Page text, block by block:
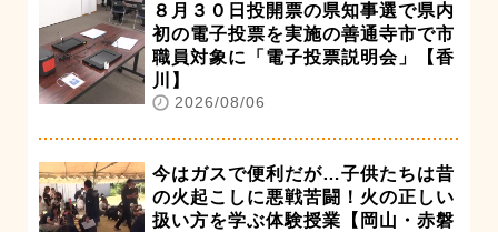
８月３０日投開票の県知事選で県内
初の電子投票を実施の善通寺市で市
職員対象に「電子投票説明会」【香
川】
2026/08/06
今はガスで便利だが…子供たちは昔
の火起こしに悪戦苦闘！火の正しい
扱い方を学ぶ体験授業【岡山・赤磐